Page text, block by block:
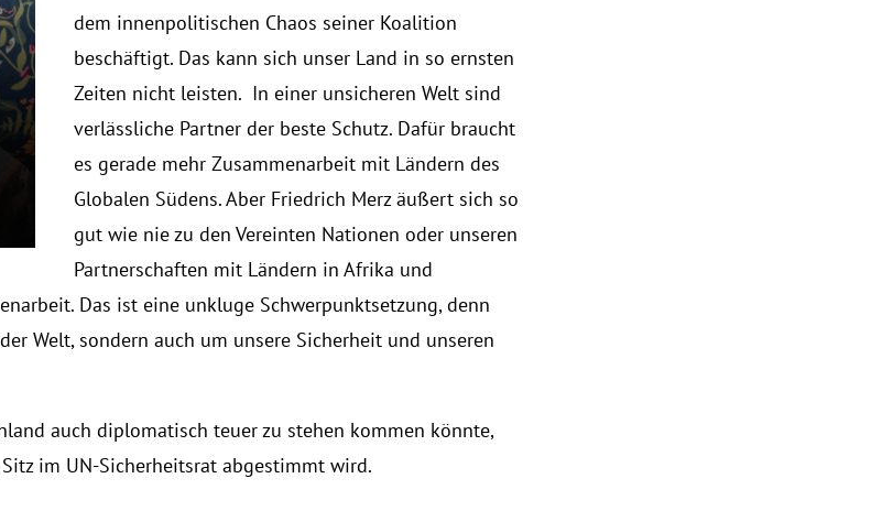
dem innenpolitischen Chaos seiner Koalition
beschäftigt. Das kann sich unser Land in so ernsten
Zeiten nicht leisten. In einer unsicheren Welt sind
verlässliche Partner der beste Schutz. Dafür braucht
es gerade mehr Zusammenarbeit mit Ländern des
Globalen Südens. Aber Friedrich Merz äußert sich so
gut wie nie zu den Vereinten Nationen oder unseren
Partnerschaften mit Ländern in Afrika und
Das ist eine unkluge Schwerpunktsetzung, denn
Welt, sondern auch um unsere Sicherheit und unseren
auch diplomatisch teuer zu stehen kommen könnte,
im UN-Sicherheitsrat abgestimmt wird.